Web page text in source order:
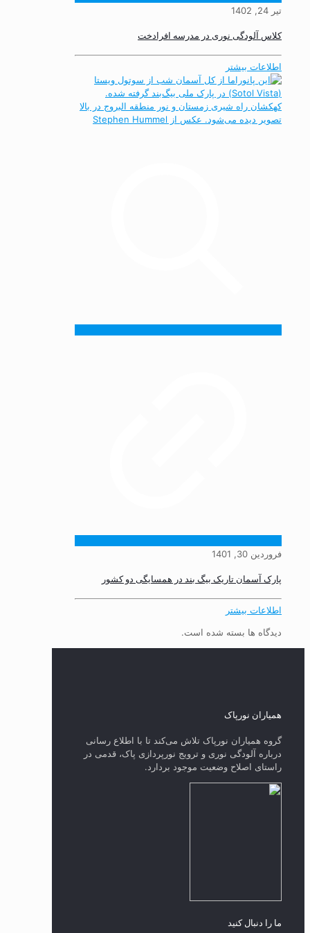
تیر 24, 1402
کلاس آلودگی نوری در مدرسه افرادخت
اطلاعات بیشتر
فروردین 30, 1401
پارک آسمان تاریک بیگ بند در همسایگی دو کشور
اطلاعات بیشتر
دیدگاه ها بسته شده است.
همیاران نورپاک
گروه همیاران نورپاک تلاش می‌کند تا با اطلاع رسانی
درباره آلودگی نوری و ترویج نورپردازی پاک، قدمی در
راستای‌ اصلاح وضعیت موجود بردارد.
ما را دنبال کنید